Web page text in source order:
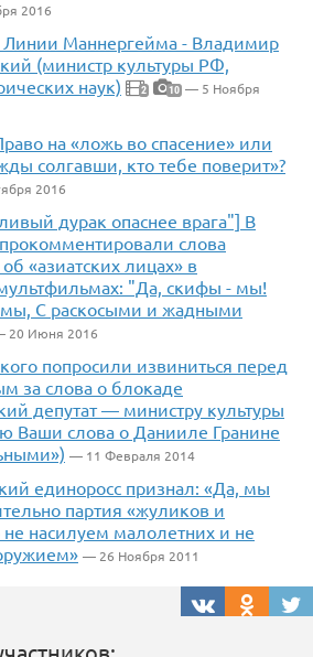
2016
Линии Маннергейма - Владимир
(министр культуры РФ,
наук)
2 10 — 5 Ноября
на «ложь во спасение» или
солгавши, кто тебе поверит»?
2016
дурак опаснее врага"] В
слова
«азиатских лицах» в
"Да, скифы - мы!
мы, С раскосыми и жадными
20 Июня 2016
попросили извиниться перед
за слова о блокаде
депутат — министру культуры
Ваши слова о Данииле Гранине
— 11 Февраля 2014
единоросс признал: «Да, мы
партия «жуликов и
не насилуем малолетних и не
— 26 Ноября 2011